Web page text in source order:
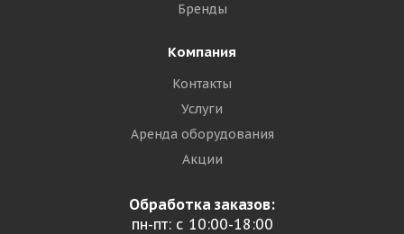
Бренды
Компания
Контакты
Услуги
Аренда оборудования
Акции
Обработка заказов:
пн-пт: с 10:00-18:00